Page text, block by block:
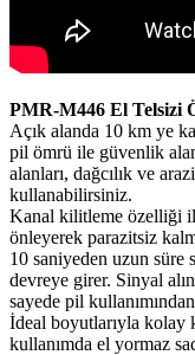
PMR-M446 El Telsizi
Açık alanda 10 km ye
pil ömrü ile güvenlik
alanları, dağcılık ve
kullanabilirsiniz.
Kanal kilitleme özelliği
önleyerek parazitsiz
10 saniyeden uzun süre
devreye girer. Sinyal
sayede pil
İdeal boyutlarıyla kolay
kullanımda el yormaz